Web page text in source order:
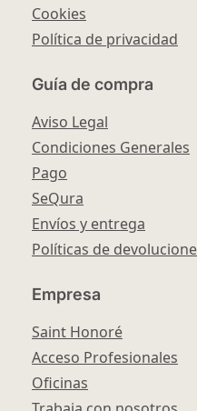
Cookies
Política de privacidad
Guía de compra
Aviso Legal
Condiciones Generales
Pago
SeQura
Envíos y entrega
Políticas de
Empresa
Saint Honoré
Acceso Profesionales
Oficinas